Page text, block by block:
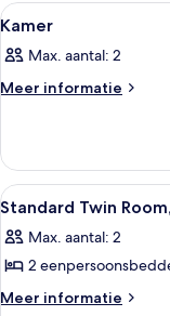
Alle
foto's
voor
Kamer
3
Kamer
Max. aantal: 2
Meer informatie
Meer
Alle
foto's
voor
Standard
Twin
1
Standard Twin
Max. aantal: 2
2
Meer informatie
Meer